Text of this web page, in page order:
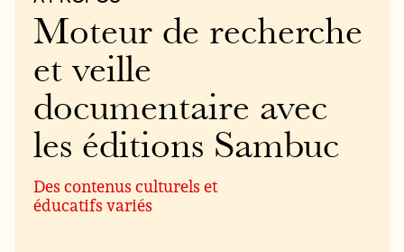
Moteur de recherche
et veille
documentaire avec
les éditions Sambuc
Des contenus culturels et
éducatifs variés